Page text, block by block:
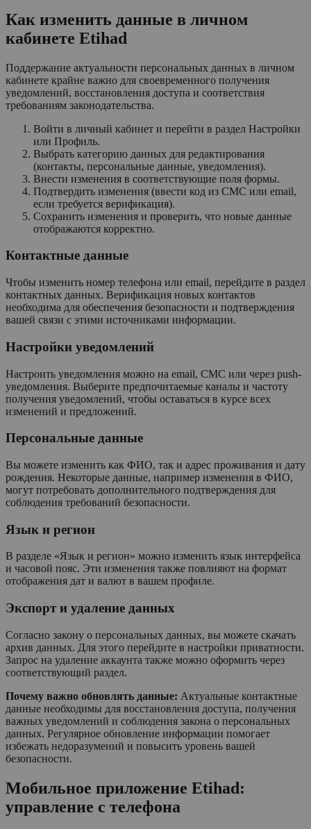
Как изменить данные в личном
кабинете Etihad
Поддержание актуальности персональных данных в личном
кабинете крайне важно для своевременного получения
уведомлений, восстановления доступа и соответствия
требованиям законодательства.
Войти в личный кабинет и перейти в раздел Настройки
или Профиль.
Выбрать категорию данных для редактирования
(контакты, персональные данные, уведомления).
Внести изменения в соответствующие поля формы.
Подтвердить изменения (ввести код из СМС или email,
если требуется верификация).
Сохранить изменения и проверить, что новые данные
отображаются корректно.
Контактные данные
Чтобы изменить номер телефона или email, перейдите в раздел
контактных данных. Верификация новых контактов
необходима для обеспечения безопасности и подтверждения
вашей связи с этими источниками информации.
Настройки уведомлений
Настроить уведомления можно на email, СМС или через push-
уведомления. Выберите предпочитаемые каналы и частоту
получения уведомлений, чтобы оставаться в курсе всех
изменений и предложений.
Персональные данные
Вы можете изменить как ФИО, так и адрес проживания и дату
рождения. Некоторые данные, например изменения в ФИО,
могут потребовать дополнительного подтверждения для
соблюдения требований безопасности.
Язык и регион
В разделе «Язык и регион» можно изменить язык интерфейса
и часовой пояс. Эти изменения также повлияют на формат
отображения дат и валют в вашем профиле.
Экспорт и удаление данных
Согласно закону о персональных данных, вы можете скачать
архив данных. Для этого перейдите в настройки приватности.
Запрос на удаление аккаунта также можно оформить через
соответствующий раздел.
Почему важно обновлять данные: Актуальные контактные
данные необходимы для восстановления доступа, получения
важных уведомлений и соблюдения закона о персональных
данных. Регулярное обновление информации помогает
избежать недоразумений и повысить уровень вашей
безопасности.
Мобильное приложение Etihad:
управление с телефона